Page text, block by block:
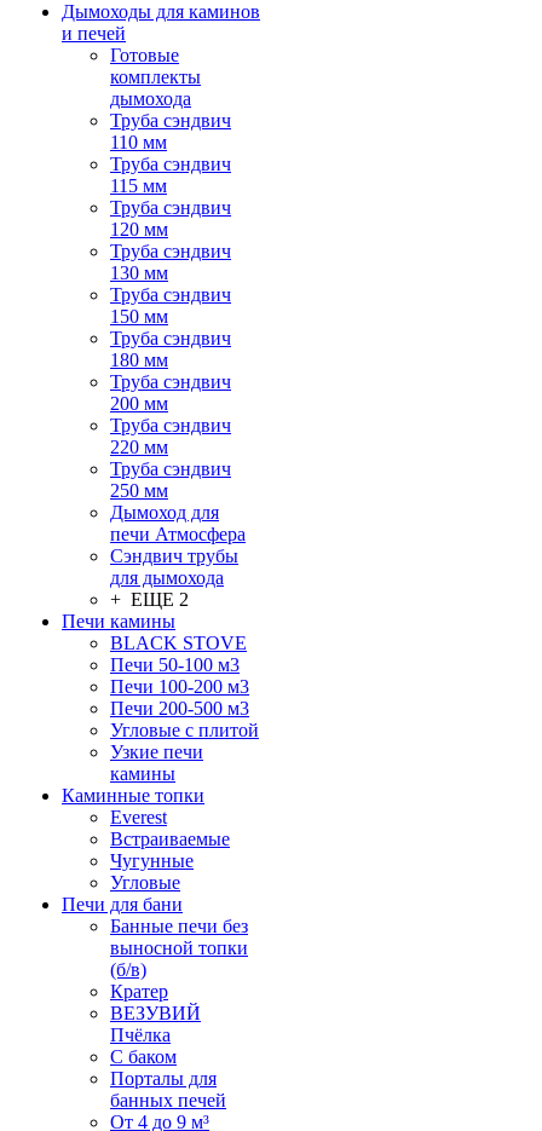
Дымоходы для каминов
и печей
Готовые
комплекты
дымохода
Труба сэндвич
110 мм
Труба сэндвич
115 мм
Труба сэндвич
120 мм
Труба сэндвич
130 мм
Труба сэндвич
150 мм
Труба сэндвич
180 мм
Труба сэндвич
200 мм
Труба сэндвич
220 мм
Труба сэндвич
250 мм
Дымоход для
печи Атмосфера
Сэндвич трубы
для дымохода
+ ЕЩЕ 2
Печи камины
BLACK STOVE
Печи 50-100 м3
Печи 100-200 м3
Печи 200-500 м3
Угловые с плитой
Узкие печи
камины
Каминные топки
Everest
Встраиваемые
Чугунные
Угловые
Печи для бани
Банные печи без
выносной топки
(б/в)
Кратер
ВЕЗУВИЙ
Пчёлка
С баком
Порталы для
банных печей
От 4 до 9 м³